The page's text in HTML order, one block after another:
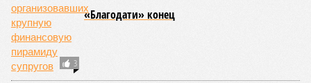
дисциплины в качестве приоритетной, но также утвердили
официальную систему спортивных званий и
ведомственных знаков отличия, закрепив
соответствующие положения и образцы наградных
атрибутов на уровне правительства субъекта. Согласно
обнародованным материалам, введены удостоверения и